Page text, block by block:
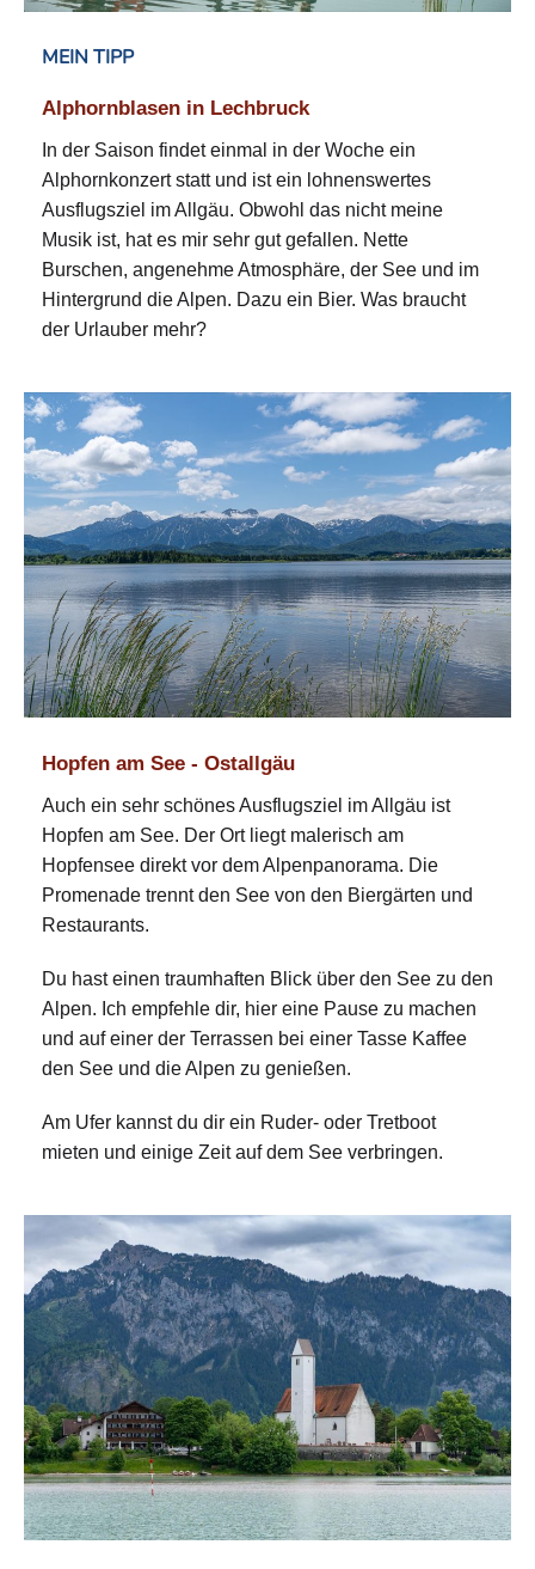
MEIN TIPP
Alphornblasen in Lechbruck
In der Saison findet einmal in der Woche ein
Alphornkonzert statt und ist ein lohnenswertes
Ausflugsziel im Allgäu. Obwohl das nicht meine
Musik ist, hat es mir sehr gut gefallen. Nette
Burschen, angenehme Atmosphäre, der See und im
Hintergrund die Alpen. Dazu ein Bier. Was braucht
der Urlauber mehr?
Hopfen am See - Ostallgäu
Auch ein sehr schönes Ausflugsziel im Allgäu ist
Hopfen am See. Der Ort liegt malerisch am
Hopfensee direkt vor dem Alpenpanorama. Die
Promenade trennt den See von den Biergärten und
Restaurants.
Du hast einen traumhaften Blick über den See zu den
Alpen. Ich empfehle dir, hier eine Pause zu machen
und auf einer der Terrassen bei einer Tasse Kaffee
den See und die Alpen zu genießen.
Am Ufer kannst du dir ein Ruder- oder Tretboot
mieten und einige Zeit auf dem See verbringen.